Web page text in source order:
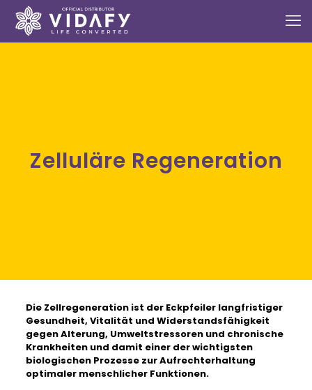
Zelluläre Regeneration
Die Zellregeneration ist der Eckpfeiler langfristiger
Gesundheit, Vitalität und Widerstandsfähigkeit
gegen Alterung, Umweltstressoren und chronische
Krankheiten und damit einer der wichtigsten
biologischen Prozesse zur Aufrechterhaltung
optimaler menschlicher Funktionen.